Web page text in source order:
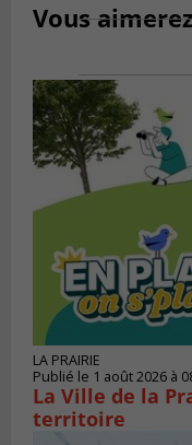
Vous
LA PRAIRIE
Publié le 1 août 2026 à
La Ville de la
territoire